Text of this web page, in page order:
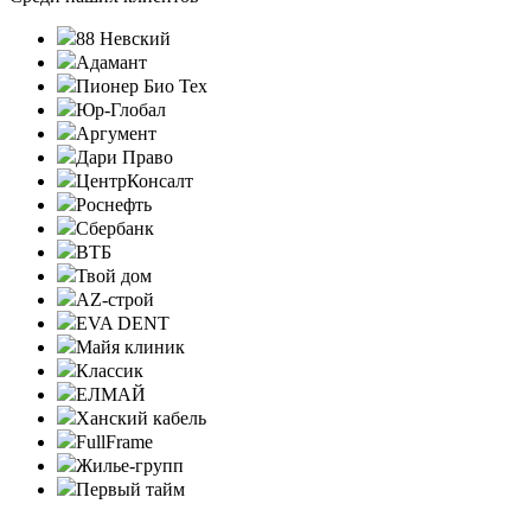
88 Невский
Адамант
Пионер Био Тех
Юр-Глобал
Аргумент
Дари Право
ЦентрКонсалт
Роснефть
Сбербанк
ВТБ
Твой дом
AZ-строй
EVA DENT
Майя клиник
Классик
ЕЛМАЙ
Ханский кабель
FullFrame
Жилье-групп
Первый тайм